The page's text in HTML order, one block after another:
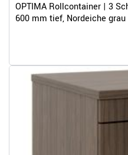
OPTIMA Rollcontainer | 3
600 mm tief, Nordeiche grau